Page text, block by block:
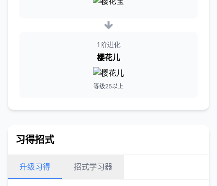
1阶进化
樱花儿
等级25以上
习得招式
升级习得 招式学习器